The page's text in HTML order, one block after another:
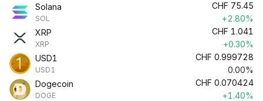
Solana
SOL
CHF 75.45
+2.80%
XRP
XRP
CHF 1.041
+0.30%
USD1
USD1
CHF 0.999728
0.00%
Dogecoin
DOGE
CHF 0.070424
+1.40%